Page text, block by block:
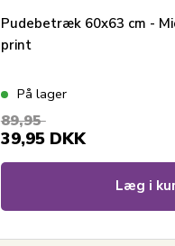
Pudebetræk 60x63 cm -
print
På lager
89,95
39,95 DKK
Læg i